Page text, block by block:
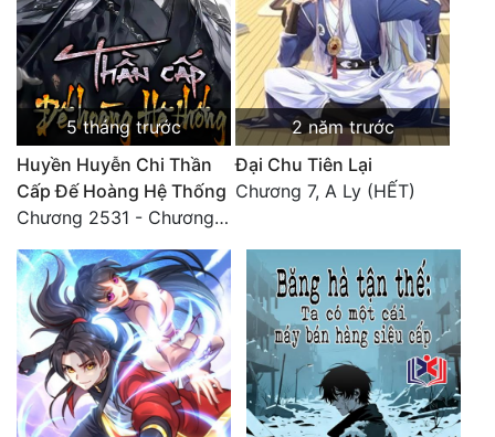
5 tháng trước
Huyền Huyễn Chi Thần
Cấp Đế Hoàng Hệ Thống
Chương 2531 - Chương cuối
2 năm trước
Đại Chu Tiên Lại
Chương 7, A Ly (HẾT)